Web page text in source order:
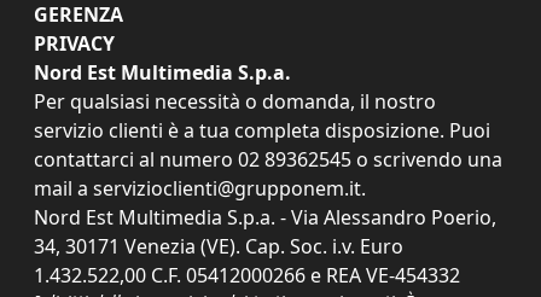
GERENZA
PRIVACY
Nord Est Multimedia S.p.a.
Per qualsiasi necessità o domanda, il nostro
servizio clienti è a tua completa disposizione. Puoi
contattarci al numero 02 89362545 o scrivendo una
mail a servizioclienti@grupponem.it.
Nord Est Multimedia S.p.a. - Via Alessandro Poerio,
34, 30171 Venezia (VE). Cap. Soc. i.v. Euro
1.432.522,00 C.F. 05412000266 e REA VE-454332